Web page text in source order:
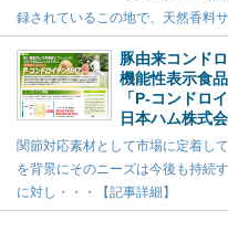
録されているこの地で、天然香料
豚由来コンド
機能性表示食
「P-コンドロ
日本ハム株式
関節対応素材として市場に定着し
を背景にそのニーズは今後も持続
に対し・・・【記事詳細】